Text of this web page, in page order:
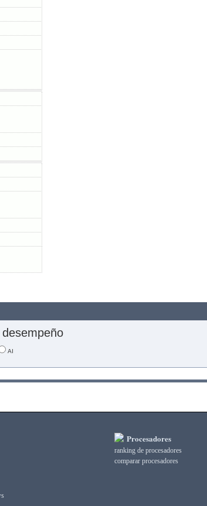
AI
Procesadores
ranking de procesadores
comparar procesadores